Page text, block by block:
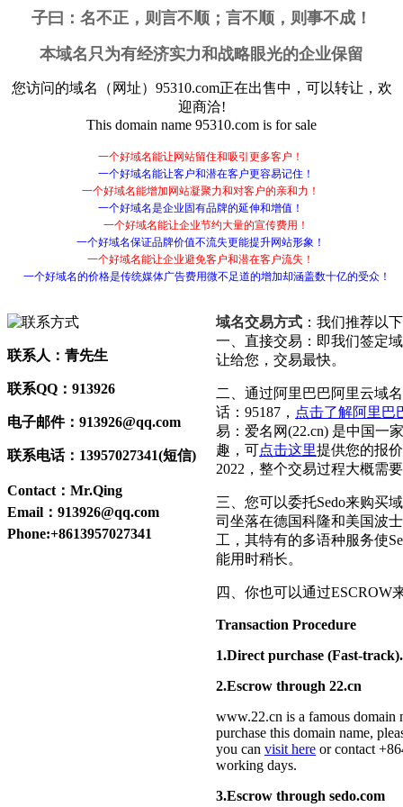
子曰： 名不正，则言不顺；言不顺，则事不成！
本域名只为有经济实力和战略眼光的企业保留
您访问的域名（网址） 95310.com正在出售中，可以转让，欢
迎商洽!
This domain name 95310.com is for sale
一个好域名能让网站留住和吸引更多客户！
一个好域名能让客户和潜在客户更容易记住！
一个好域名能增加网站凝聚力和对客户的亲和力！
一个好域名是企业固有品牌的延伸和增值！
一个好域名能让企业节约大量的宣传费用！
一个好域名保证品牌价值不流失更能提升网站形象！
一个好域名能让企业避免客户和潜在客户流失！
一个好域名的价格是传统媒体广告费用微不足道的增加却涵盖数十亿的受众！
联系人：青先生
联系QQ：913926
电子邮件：913926@qq.com
联系电话：13957027341(短信)
Contact：Mr.Qing
Email：913926@qq.com
Phone:+8613957027341
域名交易方式 ：我们推荐以
一、直接交易：即我们签定
让给您，交易最快。
二、通过阿里巴巴阿里云域
话：95187， 点击了解阿里巴
易：爱名网(22.cn) 是中国一
趣，可点击这里提供您的报
2022，整个交易过程大概需
三、您可以委托Sedo来购买
司坐落在德国科隆和美国波
工，其特有的多语种服务使
能用时稍长。
四、你也可以通过ESCROW
Transaction Procedure
1.Direct purchase (Fast-track).
2.Escrow through 22.cn
www.22.cn is a famous
purchase this domain name,
you can visit here or contact
working days.
3.Escrow through sedo.com